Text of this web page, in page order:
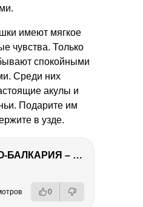
имеют мягкое
чувства. Только
спокойными
Среди них
акулы и
Подарите им
в узде.
КАБАРДИНО-БАЛКАРИЯ – ПУТЕШЕСТВИЕ НА КАВКАЗ часть 3
0